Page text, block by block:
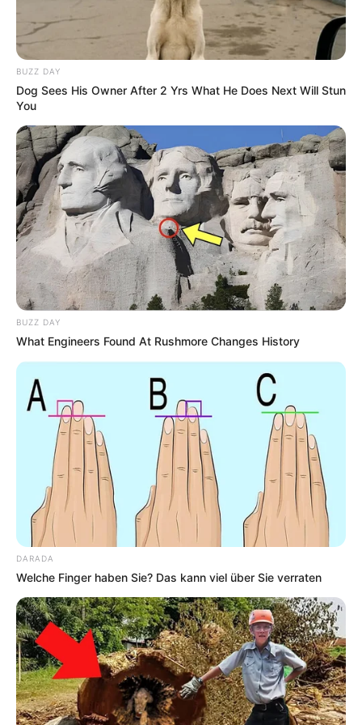
Abtei Rommersdorf in Neuwied - Im Stadtteil
Heimbach-Weis befindet sich die ehemalige
Prämonstratenserabtei Rommersdorf, die seit 1977
i-rommersdorf.de.
Schloss Schaumburg - Das Schloss wurde 1850 auf
dem Areal der Burg Schaumburg erbaut und erinnert
mit seinem neogotischen Stil an die Schlösser der
englischen Aristokraten. Informationen unter de.wiki
pedia.org/wiki/Schloss Schaumburg.
Burg Maus - Romantische Burg in St. Goarshausen
am Rhein mit Adler- und Falkenhof. Informationen
unter
steht eine imposante Schlossanlage, die aus einer
mittelalterlichen Burg hervorging und wegen ihrer
365 Fenster, 52 Türen und zwölf Türme auch als
das Schloss des Jahres bezeichnet wird.
Informationen unterde.wikipedia.org/wiki/
Schloss Ar
enfels.
Burg Pyrmont - Die Burg steht in der Nähe von
Burg
Eltz
und gehörte auch eine Zeit lang den Grafen von
Eltz. Die Befestigung steht auf einem Felsen über
einem Wasserfall der Eltz und wird wegen ihres
beeindruckenden Aussehens oft als schönste Ruine
der Eifel bezeichnet. Informationen unterwww.burg-
pyrmont.de.
Weitere Schlösser und Burgen als Ausflugsziele für
Koblenz sind auch unterSchlösser in Rheinland-Pfa
lzundBurgen in Rheinland-Pfalzaufgelistet.
BUZZ DAY
Dog Sees His Owner After 2 Yrs What He Does Next Will Stun
You
BUZZ DAY
What Engineers Found At Rushmore Changes History
DARADA
Welche Finger haben Sie? Das kann viel über Sie verraten